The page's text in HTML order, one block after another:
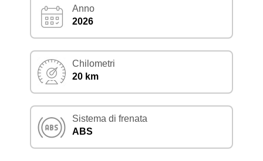
Anno
2026
Chilometri
20 km
Sistema di frenata
ABS